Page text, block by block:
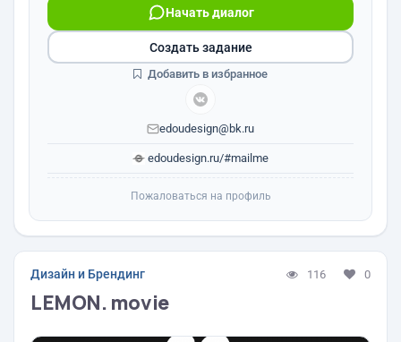
Начать диалог
edoudesign@bk.ru
edoudesign.ru/#mailme
Создать задание
Добавить в избранное
Пожаловаться на профиль
Дизайн и Брендинг 116 0
LEMON. movie